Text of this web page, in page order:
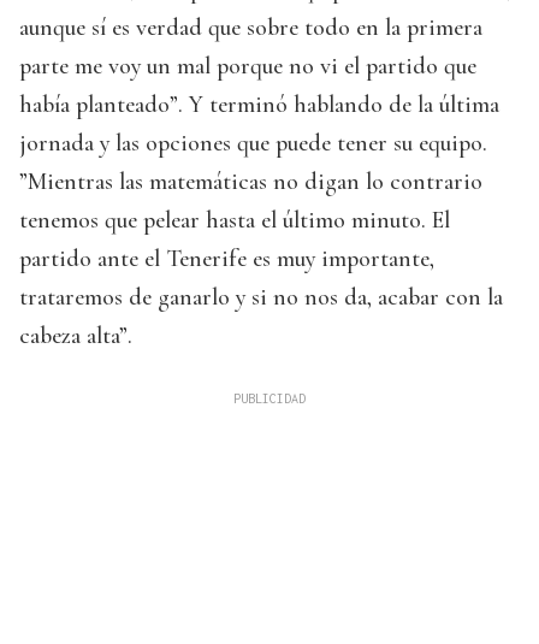
aunque sí es verdad que sobre todo en la primera
parte me voy un mal porque no vi el partido que
había planteado”. Y terminó hablando de la última
jornada y las opciones que puede tener su equipo.
”Mientras las matemáticas no digan lo contrario
tenemos que pelear hasta el último minuto. El
partido ante el Tenerife es muy importante,
trataremos de ganarlo y si no nos da, acabar con la
cabeza alta”.